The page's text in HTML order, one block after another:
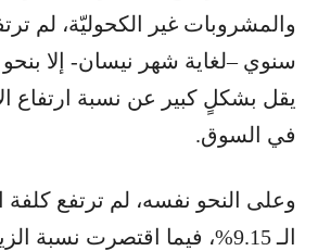
والمشروبات غير الكحوليّة، لم
يقل بشكلٍ كبير عن نسبة ارتفاع
في السوق.
وعلى النحو نفسه، لم ترتفع كلفة
الـ 9.15%، فيما اقتصرت نسبة